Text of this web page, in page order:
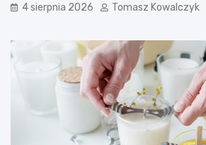
4 sierpnia 2026 Tomasz Kowalczyk